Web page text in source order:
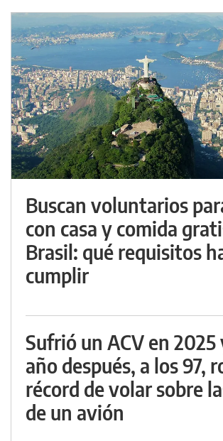
Buscan voluntarios
con casa y comida
Brasil: qué requisitos
cumplir
Sufrió un ACV en 2025
año después, a los 97,
récord de volar sobre
de un avión